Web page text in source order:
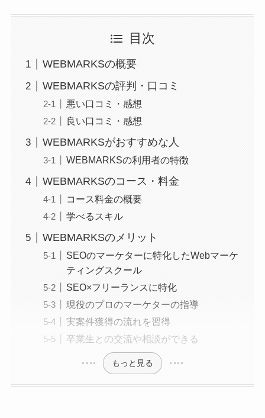
目次
WEBMARKSの概要
WEBMARKSの評判・口コミ
悪い口コミ・感想
良い口コミ・感想
WEBMARKSがおすすめな人
WEBMARKSの利用者の特徴
WEBMARKSのコース・料金
コース料金の概要
学べるスキル
WEBMARKSのメリット
SEOのマーケターに特化したWebマーケ
ティングスクール
SEO×フリーランスに特化
現役のプロのマーケターの指導
実案件獲得の流れを習得
卒業生との交流や相談ができる
もっと見る